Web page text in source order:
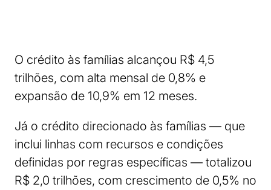
O crédito às famílias alcançou R$ 4,5
trilhões, com alta mensal de 0,8% e
expansão de 10,9% em 12 meses.
Já o crédito direcionado às famílias — que
inclui linhas com recursos e condições
definidas por regras específicas — totalizou
R$ 2,0 trilhões, com crescimento de 0,5% no